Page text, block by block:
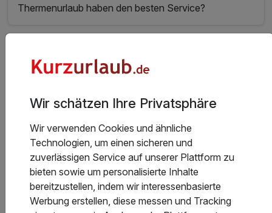
Thermenurlaub haben den besten Service?
essen?
Welche Hotels in Bad Hofgastein haben den besten
Wellnessbereich?
In welchen Hotels in Bad Hofgastein gibt es das beste
Sport- und Freizeitangebot?
Wir schätzen Ihre Privatsphäre
Wir verwenden Cookies und ähnliche
Technologien, um einen sicheren und
zuverlässigen Service auf unserer Plattform zu
bieten sowie um personalisierte Inhalte
bereitzustellen, indem wir interessenbasierte
Werbung erstellen, diese messen und Tracking